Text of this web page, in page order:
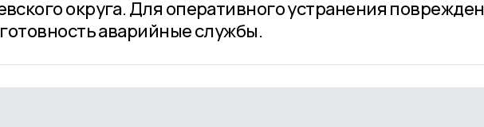
округа. Для оперативного устранения
аварийные службы.